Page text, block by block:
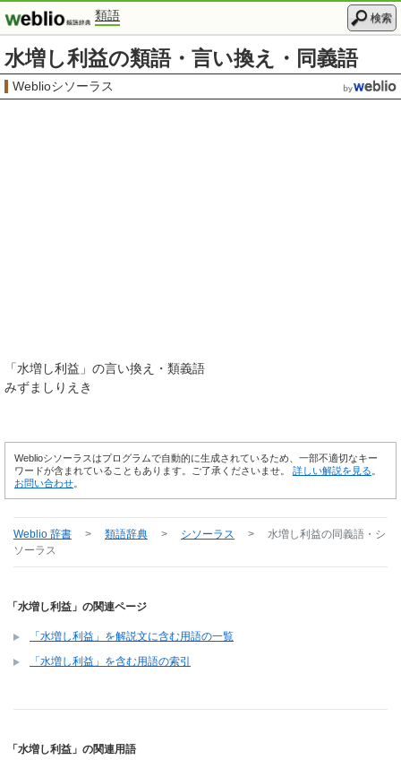
類語 検索
水増し利益の類語・言い換え・同義語
Weblioシソーラス
「水増し利益 」の言い換え・類義語
みずましりえき
Weblioシソーラスはプログラムで自動的に生成されているため、一部不適切なキー
ワードが含まれていることもあります。ご了承くださいませ。 詳しい解説を見る
お問い合わせ
Weblio 辞書 > 類語辞典 > シソーラス > 水増し利益の同義語・シ
ソーラス
「水増し利益」の関連ページ
「水増し利益」を解説文に含む用語の一覧
「水増し利益」を含む用語の索引
「水増し利益」の関連用語